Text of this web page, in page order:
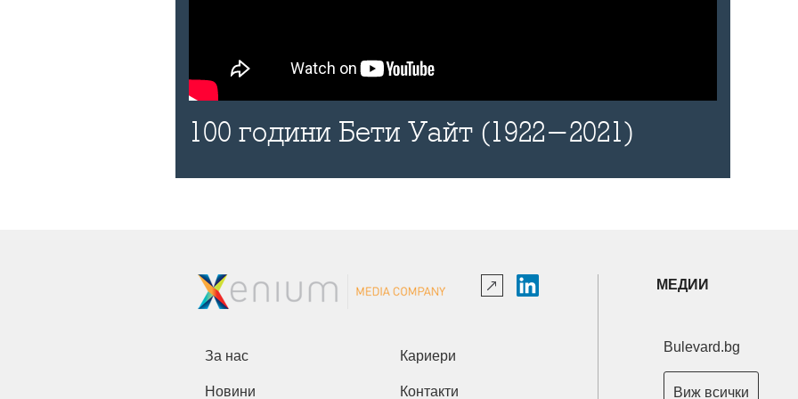
100 години Бети Уайт (1922-2021)
За нас Кариери
Новини Контакти
МЕДИИ
Bulevard.bg
Виж всички